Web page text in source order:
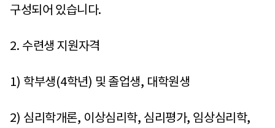
구성되어 있습니다.
2. 수련생 지원자격
1) 학부생(4학년) 및 졸업생, 대학원생
2) 심리학개론, 이상심리학, 심리평가, 임상심리학,